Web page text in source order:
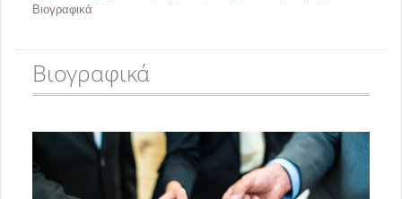
Βιογραφικά
Βιογραφικά